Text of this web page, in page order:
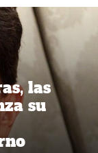
las
su